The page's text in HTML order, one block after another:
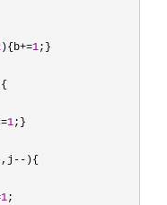
){b+=1
1
1